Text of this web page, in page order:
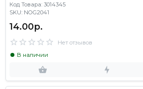
Код Товара: 3014345
SKU: NOG2041
14.00р.
Нет отзывов
В наличии